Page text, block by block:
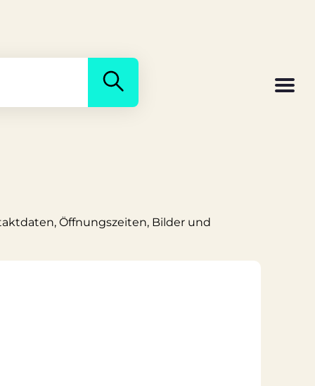
Öffnungszeiten, Bilder und